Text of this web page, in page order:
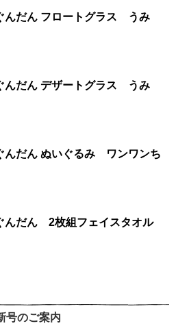
ノラネコぐんだん フロートグラス うみ
ノラネコぐんだん デザートグラス うみ
んだん ぬいぐるみ ワンワンち
んだん 2枚組フェイスタオル
号のご案内